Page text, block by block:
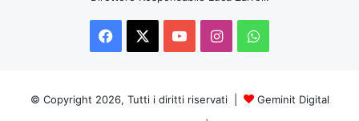
Facebook
You InstagramWhatsApp
© Copyright 2026, Tutti i diritti riservati |
Geminit Digital